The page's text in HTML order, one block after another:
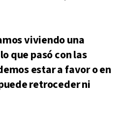
viviendo una
que pasó con las
estar a favor o en
retroceder ni